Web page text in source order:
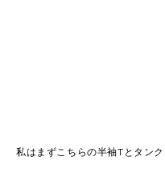
私はまずこちらの半袖Tとタン